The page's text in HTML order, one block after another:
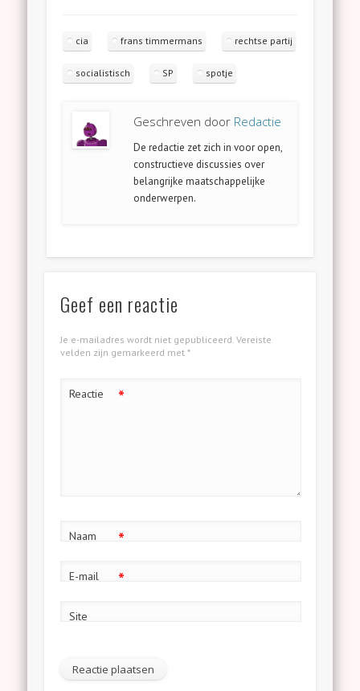
cia frans timmermans rechtse partij
socialistisch SP spotje
Geschreven door Redactie
De redactie zet zich in voor open,
constructieve discussies over
belangrijke maatschappelijke
onderwerpen.
Geef een reactie
Je e-mailadres wordt niet gepubliceerd. Vereiste
velden zijn gemarkeerd met *
Reactie *
Naam *
E-mail *
Site